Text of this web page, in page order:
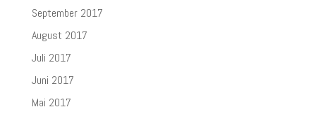
September 2017
August 2017
Juli 2017
Juni 2017
Mai 2017